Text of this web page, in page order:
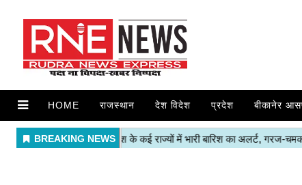
HOME राजस्थान देश विदेश प्रदेश बीकानेर